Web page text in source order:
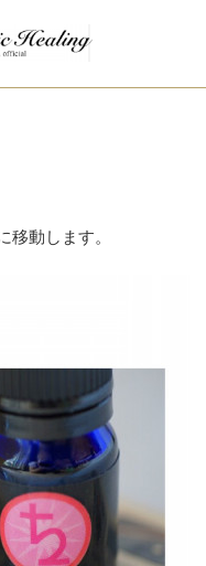
移動します。